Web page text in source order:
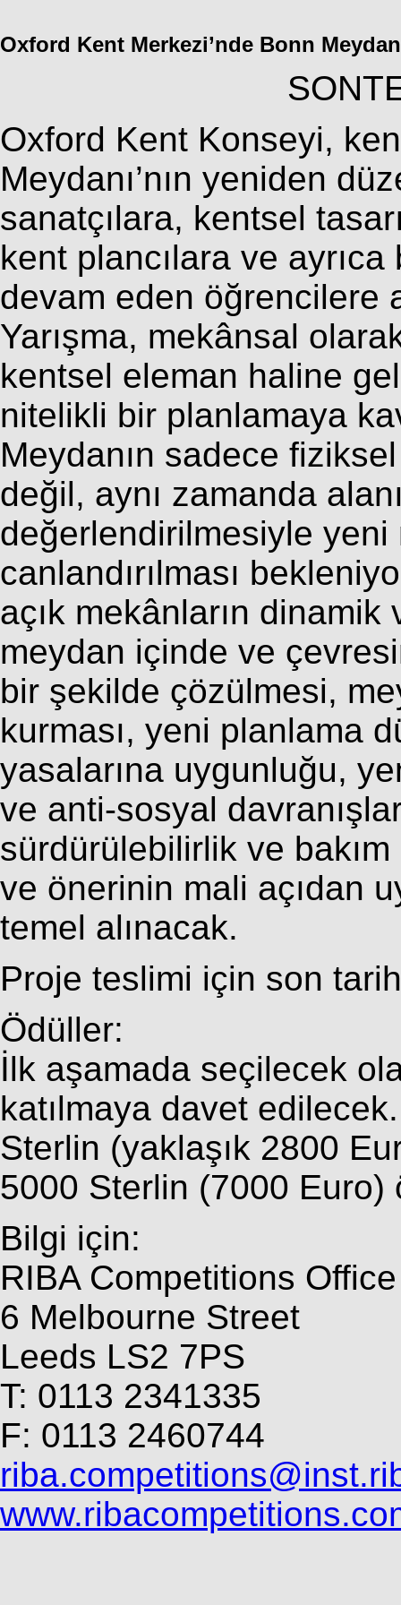
Oxford Kent Merkezi’nde Bonn
Oxford Kent Konseyi,
Meydanı’nın yeniden
sanatçılara, kentsel
kent plancılara ve
devam eden öğrencilere
Yarışma, mekânsal
kentsel eleman haline
nitelikli bir planlamaya
Meydanın sadece
değil, aynı zamanda
değerlendirilmesiyle yeni
canlandırılması
açık mekânların
meydan içinde ve
bir şekilde çözülmesi,
kurması, yeni planlama
yasalarına uygunluğu,
ve anti-sosyal
sürdürülebilirlik ve
ve önerinin mali açıdan
temel alınacak.
Proje teslimi için son
Ödüller:
İlk aşamada seçilecek
katılmaya davet
Sterlin (yaklaşık 2800
5000 Sterlin (7000 Euro)
Bilgi için:
RIBA Competitions Office
6 Melbourne Street
Leeds LS2 7PS
T: 0113 2341335
F: 0113 2460744